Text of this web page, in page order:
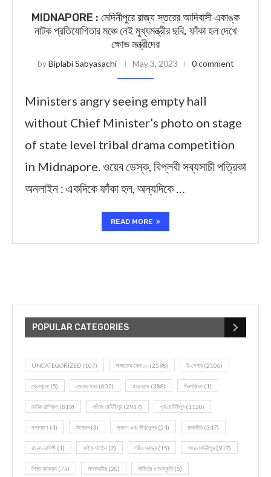
MIDNAPORE : মেদিনীপুরে রাজ্য স্তরের আদিবাসী একাঙ্ক
নাটক প্রতিযোগিতার মঞ্চে নেই মুখ্যমন্ত্রীর ছবি, ফাঁকা হল দেখে
ক্ষোভ মন্ত্রীদের
byBiplabi Sabyasachi May 3, 2023 0 comment
Ministers angry seeing empty hall
without Chief Minister’s photo on stage
of state level tribal drama competition
in Midnapore. ওয়েব ডেস্ক, বিপ্লবী সব্যসাচী পত্রিকা
অনলাইন : একদিকে ফাঁকা হল, অন্যদিকে …
READ MORE
POPULAR CATEGORIES
UNCATEGORIZED (107) আজকের সেরা ১০ (2598) ই-পেপার (2106)
খেলাধূলো (5) জেলার খবর (602) ঝাড়গ্রাম (388) দিনপঞ্জিকা (1)
দৈনিক রাশিফল (819) পশ্চিম মেদিনীপুর (2937) পূর্ব মেদিনীপুর (1120)
বন্যপ্রাণ (4) বিনোদন(3) ভ্রমণ এবং তীর্থকেন্দ্র (24) রাজনীতি(347)
রান্না-রেসিপী (1) লাইফ স্টাইল (2) শরীর স্বাস্থ্য (15) শহর মেদিনীপুর (917)
শিক্ষা ব্যবস্থা (75) সম্পাদকীয় (20) সাহিত্য ও সংস্কৃতি(5)